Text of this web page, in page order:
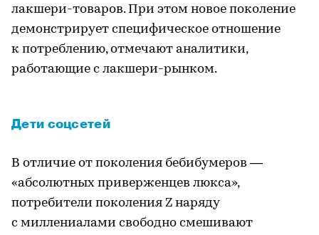
лакшери-товаров. При этом новое поколение
демонстрирует специфическое отношение
к потреблению, отмечают аналитики,
работающие с лакшери-рынком.
Дети соцсетей
В отличие от поколения бебибумеров —
«абсолютных приверженцев люкса»,
потребители поколения Z наряду
с миллениалами свободно смешивают